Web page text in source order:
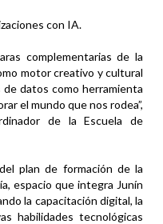
con IA.
complementarias de la
motor creativo y cultural
datos como herramienta
el mundo que nos rodea”,
de la Escuela de
plan de formación de la
espacio que integra Junín
la capacitación digital, la
habilidades tecnológicas